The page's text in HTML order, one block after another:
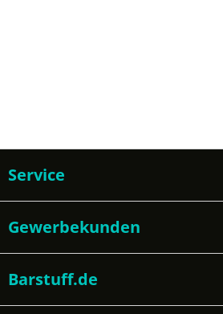
Service
Gewerbekunden
Barstuff.de